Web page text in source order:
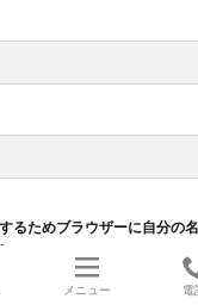
るためブラウザーに自分の
メニュー 電